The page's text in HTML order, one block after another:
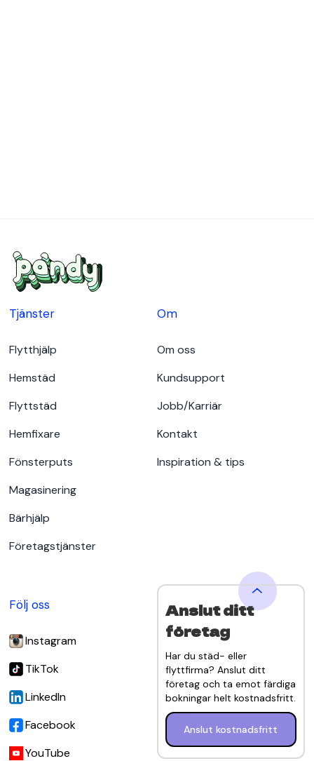
Tjänster
Flytthjälp
Hemstäd
Flyttstäd
Hemfixare
Fönsterputs
Magasinering
Bärhjälp
Företagstjänster
Om
Om oss
Kundsupport
Jobb/Karriär
Kontakt
Inspiration & tips
Följ oss
Instagram
TikTok
LinkedIn
Facebook
YouTube
Anslut ditt
företag
Har du städ- eller
flyttfirma? Anslut ditt
företag och ta emot färdiga
bokningar helt kostnadsfritt.
Anslut kostnadsfritt